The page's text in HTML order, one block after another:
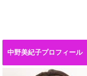
中野美紀子プロフィール